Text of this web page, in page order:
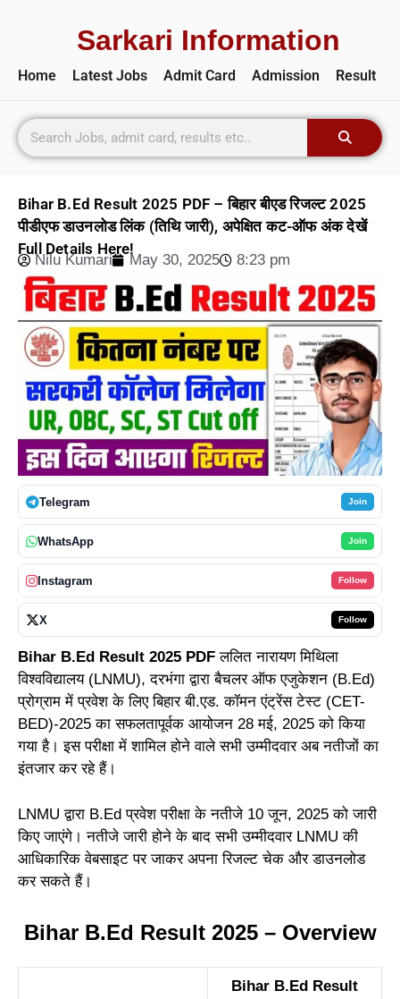
Sarkari Information
Home Latest Jobs Admit Card Admission Result
Bihar B.Ed Result 2025 PDF – बिहार बीएड रिजल्ट 2025
पीडीएफ डाउनलोड लिंक (तिथि जारी), अपेक्षित कट-ऑफ अंक देखें
Full Details Here!
Nilu Kumari May 30, 2025 8:23 pm
Telegram Join
WhatsApp Join
Instagram Follow
X Follow
Bihar B.Ed Result 2025 PDF ललित नारायण मिथिला
विश्वविद्यालय (LNMU), दरभंगा द्वारा बैचलर ऑफ एजुकेशन (B.Ed)
प्रोग्राम में प्रवेश के लिए बिहार बी.एड. कॉमन एंट्रेंस टेस्ट (CET-
BED)-2025 का सफलतापूर्वक आयोजन 28 मई, 2025 को किया
गया है। इस परीक्षा में शामिल होने वाले सभी उम्मीदवार अब नतीजों का
इंतजार कर रहे हैं।
LNMU द्वारा B.Ed प्रवेश परीक्षा के नतीजे 10 जून, 2025 को जारी
किए जाएंगे। नतीजे जारी होने के बाद सभी उम्मीदवार LNMU की
आधिकारिक वेबसाइट पर जाकर अपना रिजल्ट चेक और डाउनलोड
कर सकते हैं।
Bihar B.Ed Result 2025 – Overview
Bihar B.Ed Result